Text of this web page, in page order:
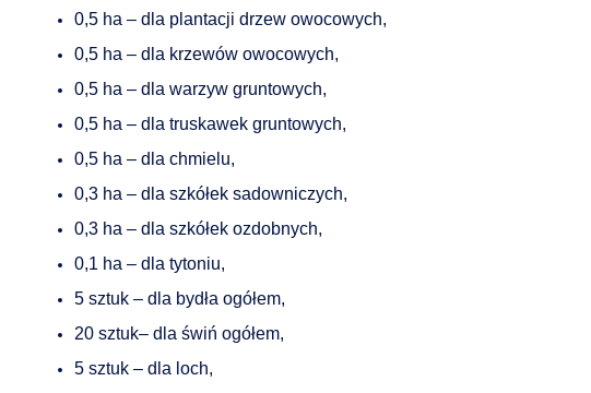
0,5 ha – dla plantacji drzew owocowych,
0,5 ha – dla krzewów owocowych,
0,5 ha – dla warzyw gruntowych,
0,5 ha – dla truskawek gruntowych,
0,5 ha – dla chmielu,
0,3 ha – dla szkółek sadowniczych,
0,3 ha – dla szkółek ozdobnych,
0,1 ha – dla tytoniu,
5 sztuk – dla bydła ogółem,
20 sztuk– dla świń ogółem,
5 sztuk – dla loch,